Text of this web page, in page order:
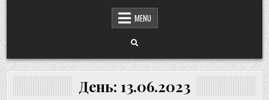
MENU
День: 13.06.2023